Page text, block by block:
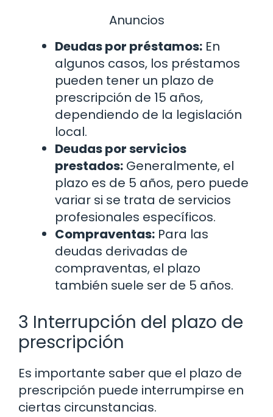
Anuncios
Deudas por préstamos: En
algunos casos, los préstamos
pueden tener un plazo de
prescripción de 15 años,
dependiendo de la legislación
local.
Deudas por servicios
prestados: Generalmente, el
plazo es de 5 años, pero puede
variar si se trata de servicios
profesionales específicos.
Compraventas: Para las
deudas derivadas de
compraventas, el plazo
también suele ser de 5 años.
3 Interrupción del plazo de
prescripción
Es importante saber que el plazo de
prescripción puede interrumpirse en
ciertas circunstancias.